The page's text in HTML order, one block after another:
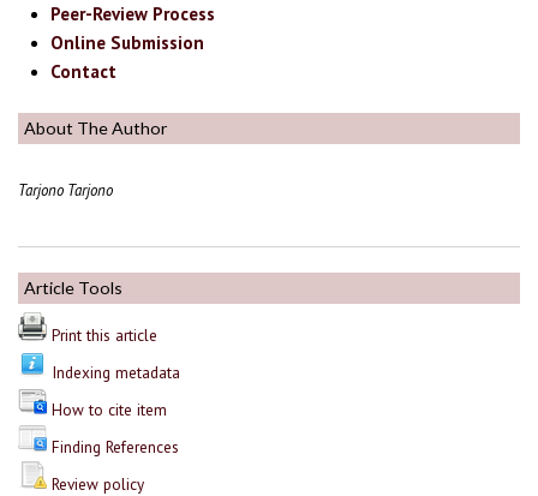
Peer-Review Process
Online Submission
Contact
About The Author
Tarjono Tarjono
Article Tools
Print this article
Indexing metadata
How to cite item
Finding References
Review policy